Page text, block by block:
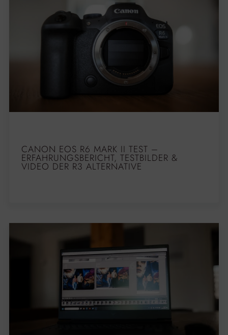
CANON EOS R6 MARK II TEST –
ERFAHRUNGSBERICHT, TESTBILDER &
VIDEO DER R3 ALTERNATIVE